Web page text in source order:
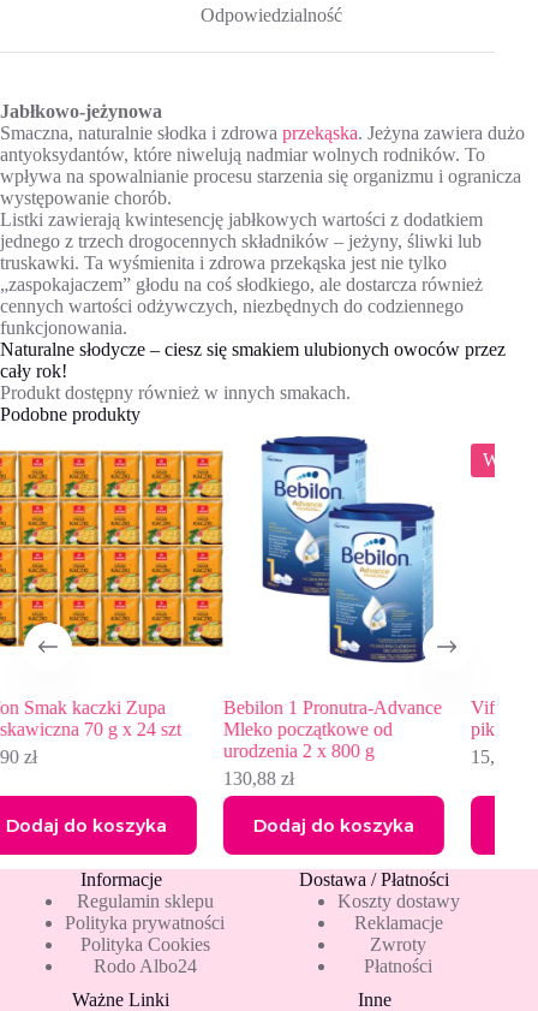
Odpowiedzialność
Jabłkowo-jeżynowa
Smaczna, naturalnie słodka i zdrowa przekąska. Jeżyna zawiera dużo
antyoksydantów, które niwelują nadmiar wolnych rodników. To
wpływa na spowalnianie procesu starzenia się organizmu i ogranicza
występowanie chorób.
Listki zawierają kwintesencję jabłkowych wartości z dodatkiem
jednego z trzech drogocennych składników – jeżyny, śliwki lub
truskawki. Ta wyśmienita i zdrowa przekąska jest nie tylko
„zaspokajaczem” głodu na coś słodkiego, ale dostarcza również
cennych wartości odżywczych, niezbędnych do codziennego
funkcjonowania.
Naturalne słodycze – ciesz się smakiem ulubionych owoców przez
cały rok!
Produkt dostępny również w innych smakach.
Podobne produkty
Bebilon 1 Pronutra-Advance
Mleko początkowe od
urodzenia 2 x 800 g
Dodaj do koszyka
WYPRZEDAŻ
Vifon Zupa o smaku kurczaka
pikantny 70 g x 6 szt
16,89 zł
Pierwotna
16,89 zł.
15,00zł Aktualna
15,00 zł.
Dodaj do koszyka
Informacje
Regulamin sklepu
Polityka prywatności
Polityka Cookies
Rodo Albo24
Dostawa / Płatności
Koszty dostawy
Reklamacje
Zwroty
Płatności
Ważne Linki
Inne